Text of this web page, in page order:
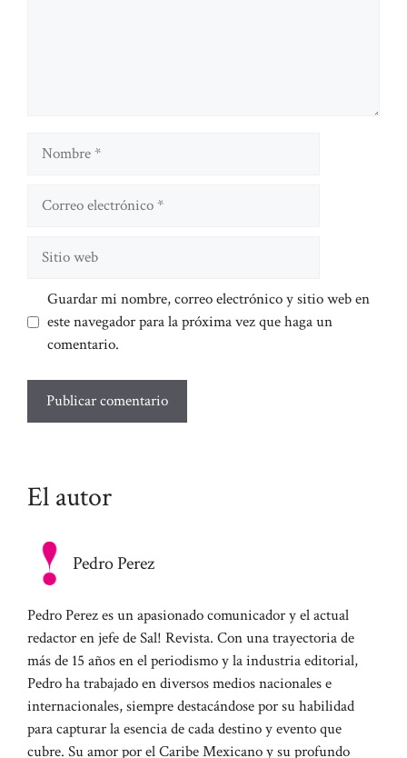
Nombre
Guardar mi nombre, correo electrónico y sitio web en
este navegador para la próxima vez que haga un
comentario.
El autor
Pedro Perez
Pedro Perez es un apasionado comunicador y el actual
redactor en jefe de Sal! Revista. Con una trayectoria de
más de 15 años en el periodismo y la industria editorial,
Pedro ha trabajado en diversos medios nacionales e
internacionales, siempre destacándose por su habilidad
para capturar la esencia de cada destino y evento que
cubre. Su amor por el Caribe Mexicano y su profundo